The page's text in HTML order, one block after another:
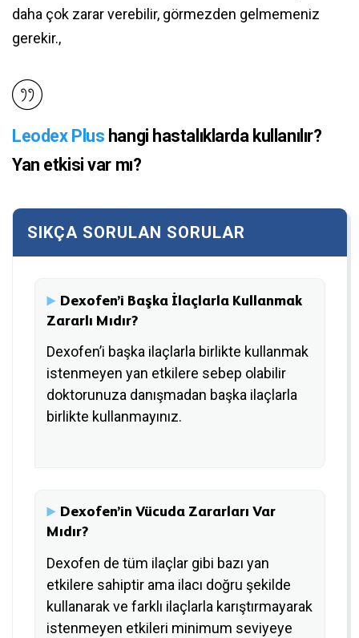
daha çok zarar verebilir, görmezden gelmemeniz
gerekir.,
Leodex Plus hangi hastalıklarda kullanılır?
Yan etkisi var mı?
Dexofen’i Başka İlaçlarla Kullanmak
Zararlı Mıdır?
Dexofen’i başka ilaçlarla birlikte kullanmak
istenmeyen yan etkilere sebep olabilir
doktorunuza danışmadan başka ilaçlarla
birlikte kullanmayınız.
Dexofen’in Vücuda Zararları Var
Mıdır?
Dexofen de tüm ilaçlar gibi bazı yan
etkilere sahiptir ama ilacı doğru şekilde
kullanarak ve farklı ilaçlarla karıştırmayarak
istenmeyen etkileri minimum seviyeye